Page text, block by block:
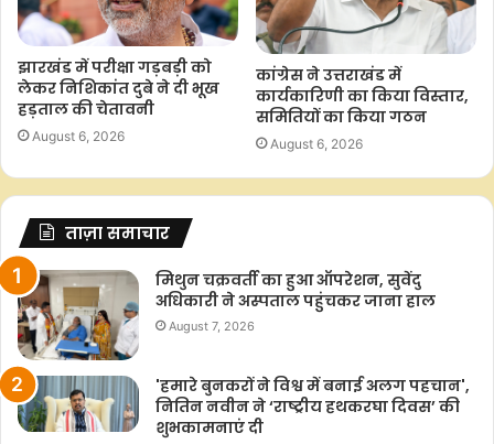
झारखंड में परीक्षा गड़बड़ी को
लेकर निशिकांत दुबे ने दी भूख
हड़ताल की चेतावनी
August 6, 2026
कांग्रेस ने उत्तराखंड में
कार्यकारिणी का किया विस्तार,
समितियों का किया गठन
August 6, 2026
ताज़ा समाचार
मिथुन चक्रवर्ती का हुआ ऑपरेशन, सुवेंदु
अधिकारी ने अस्पताल पहुंचकर जाना हाल
August 7, 2026
'हमारे बुनकरों ने विश्व में बनाई अलग पहचान',
नितिन नवीन ने ‘राष्ट्रीय हथकरघा दिवस’ की
शुभकामनाएं दी